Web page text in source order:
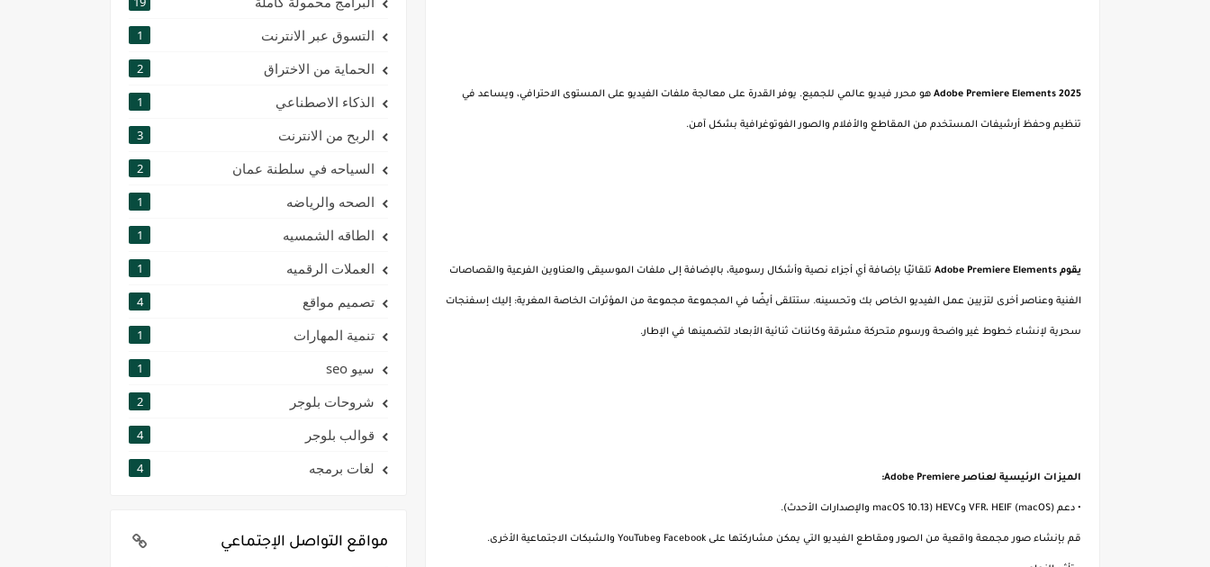
Adobe Premiere Elements 2025 هو محرر فيديو عالمي للجميع. يوفر القدرة على معالجة ملفات الفيديو على المستوى الاحترافي، ويساعد في
تنظيم وحفظ أرشيفات المستخدم من المقاطع والأفلام والصور الفوتوغرافية بشكل آمن.
يقوم Adobe Premiere Elements تلقائيًا بإضافة أي أجزاء نصية وأشكال رسومية، بالإضافة إلى ملفات الموسيقى والعناوين الفرعية والقصاصات
الفنية وعناصر أخرى لتزيين عمل الفيديو الخاص بك وتحسينه. ستتلقى أيضًا في المجموعة مجموعة من المؤثرات الخاصة المغرية: إليك إسفنجات
سحرية لإنشاء خطوط غير واضحة ورسوم متحركة مشرقة وكائنات ثنائية الأبعاد لتضمينها في الإطار.
الميزات الرئيسية لعناصر Adobe Premiere:
• دعم VFR، HEIF (macOS) وHEVC (macOS 10.13 والإصدارات الأحدث).
قم بإنشاء صور مجمعة واقعية من الصور ومقاطع الفيديو التي يمكن مشاركتها على Facebook وYouTube والشبكات الاجتماعية الأخرى.
التسوق عبر الانترنت 1
الحماية من الاختراق 2
الذكاء الاصطناعي 1
الربح من الانترنت 3
السياحه في سلطنة عمان 2
الصحه والرياضه 1
الطاقه الشمسيه 1
العملات الرقميه 1
تصميم مواقع 4
تنمية المهارات 1
سيو seo 1
شروحات بلوجر 2
قوالب بلوجر 4
لغات برمجه 4
مواقع التواصل الإجتماعي